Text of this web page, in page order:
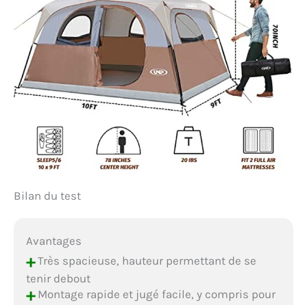
Bilan du test
Avantages
+Très spacieuse, hauteur permettant de se
tenir debout
+Montage rapide et jugé facile, y compris pour